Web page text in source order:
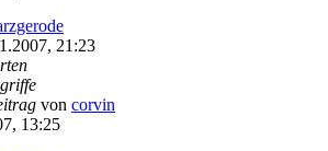
21:23
von corvin
13:25